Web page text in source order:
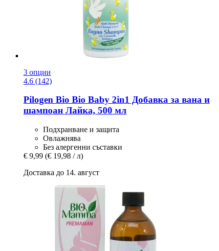
3 опции
4.6 (142)
Pilogen Bio Bio Baby 2in1 Добавка за вана и
шампоан Лайка, 500 мл
Подхранване и защита
Овлажнява
Без алергенни съставки
€ 9,99 (€ 19,98 / л)
Доставка до 14. август